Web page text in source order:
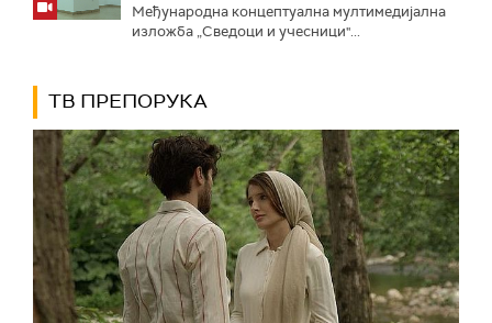
Међународна концептуална мултимедијална
изложба „Сведоци и учесници"...
ТВ ПРЕПОРУКА